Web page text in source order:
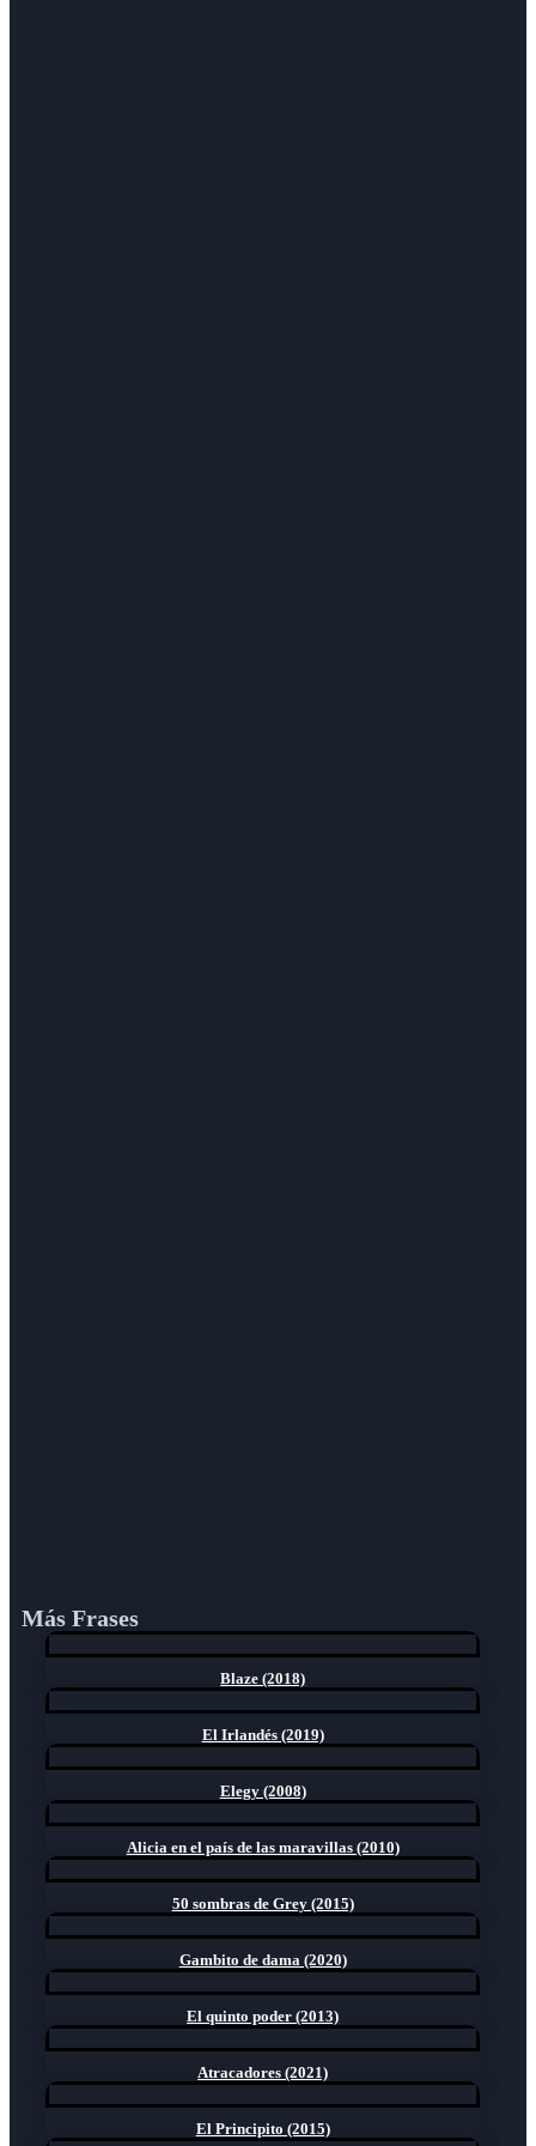
Más Frases
Blaze (2018)
El Irlandés (2019)
Elegy (2008)
Alicia en el país de las maravillas (2010)
50 sombras de Grey (2015)
Gambito de dama (2020)
El quinto poder (2013)
Atracadores (2021)
El Principito (2015)